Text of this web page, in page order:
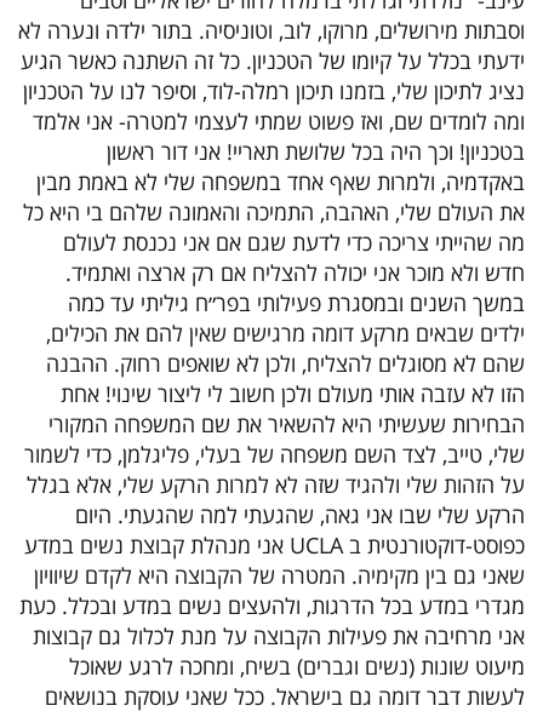
וסבתות מירושלים, מרוקו, לוב, וטוניסיה. בתור ילדה ונערה לא
ידעתי בכלל על קיומו של הטכניון. כל זה השתנה כאשר הגיע
נציג לתיכון שלי, בזמנו תיכון רמלה-לוד, וסיפר לנו על הטכניון
ומה לומדים שם, ואז פשוט שמתי לעצמי למטרה- אני אלמד
בטכניון! וכך היה בכל שלושת תאריי! אני דור ראשון
באקדמיה, ולמרות שאף אחד במשפחה שלי לא באמת מבין
את העולם שלי, האהבה, התמיכה והאמונה שלהם בי היא כל
מה שהייתי צריכה כדי לדעת שגם אם אני נכנסת לעולם
חדש ולא מוכר אני יכולה להצליח אם רק ארצה ואתמיד.
במשך השנים ובמסגרת פעילותי בפר״ח גיליתי עד כמה
ילדים שבאים מרקע דומה מרגישים שאין להם את הכילים,
שהם לא מסוגלים להצליח, ולכן לא שואפים רחוק. ההבנה
הזו לא עזבה אותי מעולם ולכן חשוב לי ליצור שינוי! אחת
הבחירות שעשיתי היא להשאיר את שם המשפחה המקורי
שלי, טייב, לצד השם משפחה של בעלי, פליגלמן, כדי לשמור
על הזהות שלי ולהגיד שזה לא למרות הרקע שלי, אלא בגלל
הרקע שלי שבו אני גאה, שהגעתי למה שהגעתי. היום
כפוסט-דוקטורנטית ב UCLA אני מנהלת קבוצת נשים במדע
שאני גם בין מקימיה. המטרה של הקבוצה היא לקדם שיוויון
מגדרי במדע בכל הדרגות, ולהעצים נשים במדע ובכלל. כעת
אני מרחיבה את פעילות הקבוצה על מנת לכלול גם קבוצות
מיעוט שונות (נשים וגברים) בשיח, ומחכה לרגע שאוכל
לעשות דבר דומה גם בישראל. ככל שאני עוסקת בנושאים